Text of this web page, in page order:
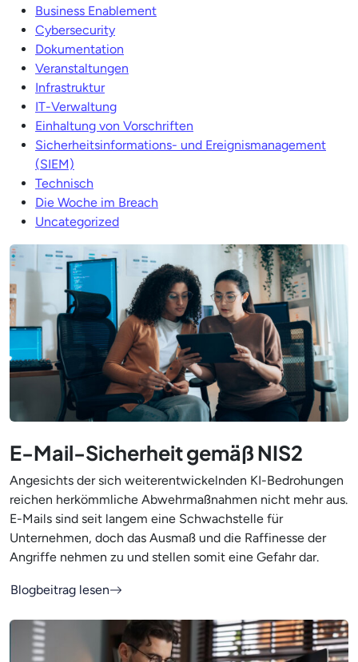
Business Enablement
Cybersecurity
Dokumentation
Veranstaltungen
Infrastruktur
IT-Verwaltung
Einhaltung von Vorschriften
Sicherheitsinformations- und Ereignismanagement
(SIEM)
Technisch
Die Woche im Breach
Uncategorized
E-Mail-Sicherheit gemäß NIS2
Angesichts der sich weiterentwickelnden KI-Bedrohungen
reichen herkömmliche Abwehrmaßnahmen nicht mehr aus.
E-Mails sind seit langem eine Schwachstelle für
Unternehmen, doch das Ausmaß und die Raffinesse der
Angriffe nehmen zu und stellen somit eine Gefahr dar.
Blogbeitrag lesen